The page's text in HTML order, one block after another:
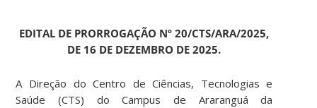
EDITAL DE PRORROGAÇÃO Nº 20/CTS/ARA/2025,
DE 16 DE DEZEMBRO DE 2025.
A Direção do Centro de Ciências, Tecnologias e
Saúde (CTS) do Campus de Araranguá da